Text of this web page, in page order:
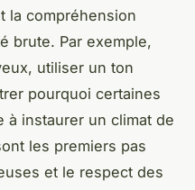
la compréhension
brute. Par exemple,
utiliser un ton
pourquoi certaines
à instaurer un climat de
les premiers pas
et le respect des